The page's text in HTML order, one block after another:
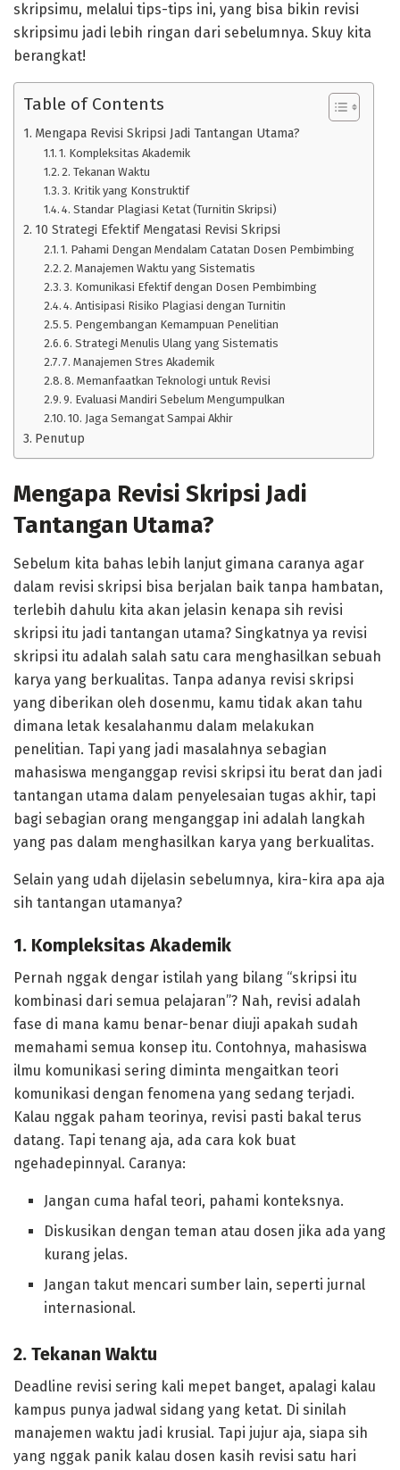
skripsimu, melalui tips-tips ini, yang bisa bikin revisi
skripsimu jadi lebih ringan dari sebelumnya. Skuy kita
berangkat!
Table of Contents
Mengapa Revisi Skripsi Jadi Tantangan Utama?
1. Kompleksitas Akademik
2. Tekanan Waktu
3. Kritik yang Konstruktif
4. Standar Plagiasi Ketat (Turnitin Skripsi)
10 Strategi Efektif Mengatasi Revisi Skripsi
1. Pahami Dengan Mendalam Catatan Dosen Pembimbing
2. Manajemen Waktu yang Sistematis
3. Komunikasi Efektif dengan Dosen Pembimbing
4. Antisipasi Risiko Plagiasi dengan Turnitin
5. Pengembangan Kemampuan Penelitian
6. Strategi Menulis Ulang yang Sistematis
7. Manajemen Stres Akademik
8. Memanfaatkan Teknologi untuk Revisi
9. Evaluasi Mandiri Sebelum Mengumpulkan
10. Jaga Semangat Sampai Akhir
Penutup
Mengapa Revisi Skripsi Jadi
Tantangan Utama?
Sebelum kita bahas lebih lanjut gimana caranya agar
dalam revisi skripsi bisa berjalan baik tanpa hambatan,
terlebih dahulu kita akan jelasin kenapa sih revisi
skripsi itu jadi tantangan utama? Singkatnya ya revisi
skripsi itu adalah salah satu cara menghasilkan sebuah
karya yang berkualitas. Tanpa adanya revisi skripsi
yang diberikan oleh dosenmu, kamu tidak akan tahu
dimana letak kesalahanmu dalam melakukan
penelitian. Tapi yang jadi masalahnya sebagian
mahasiswa menganggap revisi skripsi itu berat dan jadi
tantangan utama dalam penyelesaian tugas akhir, tapi
bagi sebagian orang menganggap ini adalah langkah
yang pas dalam menghasilkan karya yang berkualitas.
Selain yang udah dijelasin sebelumnya, kira-kira apa aja
sih tantangan utamanya?
1. Kompleksitas Akademik
Pernah nggak dengar istilah yang bilang “skripsi itu
kombinasi dari semua pelajaran”? Nah, revisi adalah
fase di mana kamu benar-benar diuji apakah sudah
memahami semua konsep itu. Contohnya, mahasiswa
ilmu komunikasi sering diminta mengaitkan teori
komunikasi dengan fenomena yang sedang terjadi.
Kalau nggak paham teorinya, revisi pasti bakal terus
datang. Tapi tenang aja, ada cara kok buat
ngehadepinnyal. Caranya:
Jangan cuma hafal teori, pahami konteksnya.
Diskusikan dengan teman atau dosen jika ada yang
kurang jelas.
Jangan takut mencari sumber lain, seperti jurnal
internasional.
2. Tekanan Waktu
Deadline revisi sering kali mepet banget, apalagi kalau
kampus punya jadwal sidang yang ketat. Di sinilah
manajemen waktu jadi krusial. Tapi jujur aja, siapa sih
yang nggak panik kalau dosen kasih revisi satu hari